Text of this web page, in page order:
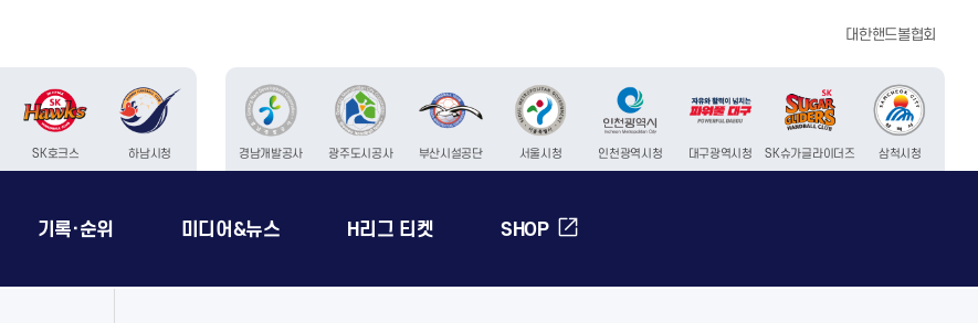
대한핸드볼협회
SK호크스 하남시청 경남개발공사 광주도시공사 부산시설공단 서울시청 인천광역시청 대구광역시청 SK슈가글라이더즈 삼척시청
기록·순위 미디어&뉴스 H리그 티켓 SHOP